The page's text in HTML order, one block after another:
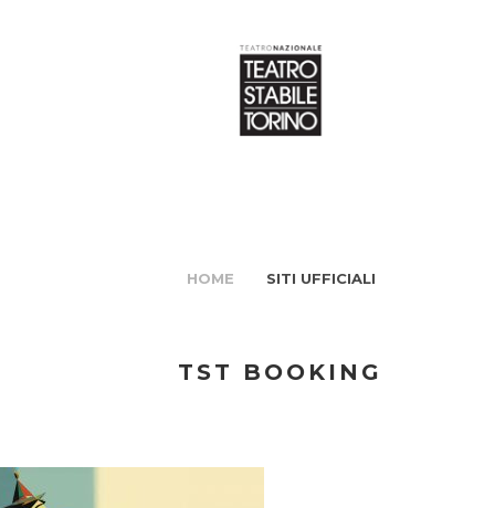
HOME SITI UFFICIALI
TST BOOKING